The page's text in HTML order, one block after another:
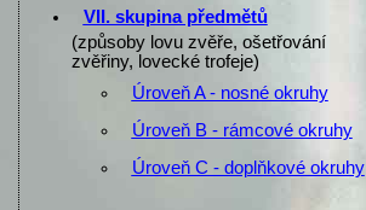
VII. skupina předmětů
(způsoby lovu zvěře, ošetřování
zvěřiny, lovecké trofeje)
Úroveň A - nosné okruhy
Úroveň B - rámcové okruhy
Úroveň C - doplňkové okruhy